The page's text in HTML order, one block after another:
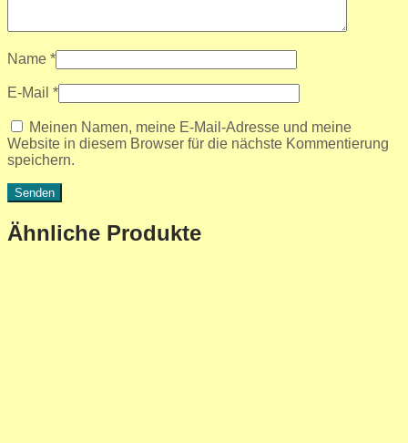
Name *
E-Mail *
Meinen Namen, meine E-Mail-Adresse und meine
Website in diesem Browser für die nächste Kommentierung
speichern.
Ähnliche Produkte